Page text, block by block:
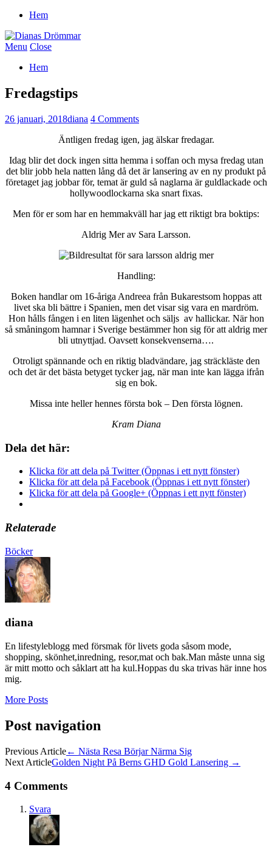
Hem
Menu Close
Hem
Fredagstips
26 januari, 2018diana 4 Comments
Äntligen fredag igen, jag älskar fredagar.
Idag blir det dock ingen sitta hemma i soffan och mysa fredag utan
det blir jobb hela natten lång då det är lansering av en ny produkt på
företaget jag jobbar för, temat är guld så naglarna är guldlackade och
hollywoodlockarna ska snart fixas.
Men för er som har en hemmakväll har jag ett riktigt bra boktips:
Aldrig Mer av Sara Larsson.
Handling:
Boken handlar om 16-åriga Andreea från Bukarestsom hoppas att
livet ska bli bättre i Spanien, men det visar sig vara en mardröm.
Hon hålls fången i en liten lägenhet och säljs av hallickar. När hon
så småningom hamnar i Sverige bestämmer hon sig för att aldrig mer
bli utnyttjad. Oavsett konsekvenserna….
Otroligt spännande och en riktig bladvändare, jag sträckläste den
och det är det bästa betyget tycker jag, när man inte kan lägga ifrån
sig en bok.
Missa inte heller hennes första bok – Den första lögnen.
Kram Diana
Dela det här:
Klicka för att dela på Twitter (Öppnas i ett nytt fönster)
Klicka för att dela på Facebook (Öppnas i ett nytt fönster)
Klicka för att dela på Google+ (Öppnas i ett nytt fönster)
Relaterade
Böcker
diana
En lifestyleblogg med försmak för livets goda såsom mode,
shopping, skönhet,inredning, resor,mat och bak.Man måste unna sig
är mitt motto och såklart att ha kul.Hoppas du ska trivas här inne hos
mig.
More Posts
Post navigation
Previous Article← Nästa Resa Börjar Närma Sig
Next ArticleGolden Night På Berns GHD Gold Lansering →
4 Comments
Svara